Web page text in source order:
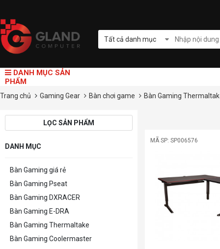
Tất cả danh mục
DANH MỤC SẢN
PHẨM
Trang chủ Gaming Gear Bàn chơi game Bàn Gaming
LỌC SẢN PHẨM
DANH MỤC
Bàn Gaming giá rẻ
Bàn Gaming Pseat
Bàn Gaming DXRACER
Bàn Gaming E-DRA
Bàn Gaming Thermaltake
Bàn Gaming Coolermaster
MÃ SP: SP006576